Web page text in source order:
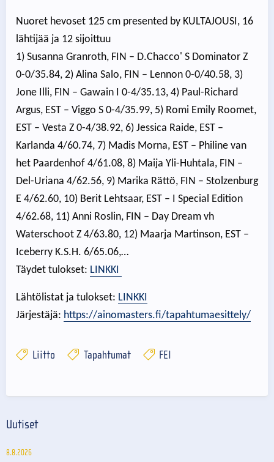
Nuoret hevoset 125 cm presented by KULTAJOUSI, 16
lähtijää ja 12 sijoittuu
1) Susanna Granroth, FIN – D.Chacco' S Dominator Z
0-0/35.84, 2) Alina Salo, FIN – Lennon 0-0/40.58, 3)
Jone Illi, FIN – Gawain I 0-4/35.13, 4) Paul-Richard
Argus, EST – Viggo S 0-4/35.99, 5) Romi Emily Roomet,
EST – Vesta Z 0-4/38.92, 6) Jessica Raide, EST –
Karlanda 4/60.74, 7) Madis Morna, EST – Philine van
het Paardenhof 4/61.08, 8) Maija Yli-Huhtala, FIN –
Del-Uriana 4/62.56, 9) Marika Rättö, FIN – Stolzenburg
E 4/62.60, 10) Berit Lehtsaar, EST – I Special Edition
4/62.68, 11) Anni Roslin, FIN – Day Dream vh
Waterschoot Z 4/63.80, 12) Maarja Martinson, EST –
Iceberry K.S.H. 6/65.06,…
Täydet tulokset: LINKKI
Lähtölistat ja tulokset: LINKKI
Järjestäjä: https://ainomasters.fi/tapahtumaesittely/
Liitto Tapahtumat FEI
Uutiset
8.8.2026